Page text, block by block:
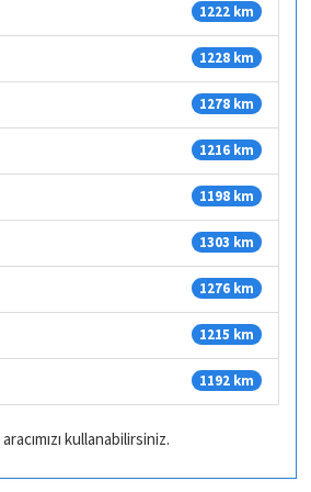
1222 km
1228 km
1278 km
1216 km
1198 km
1303 km
1276 km
1215 km
1192 km
aracımızı kullanabilirsiniz.